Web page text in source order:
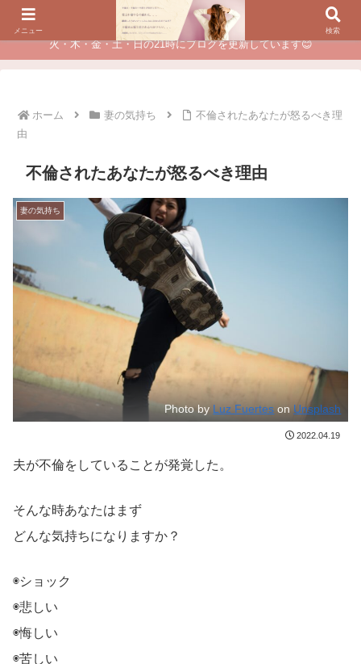
夫に不倫されたつらい経験が、あなたのチャンスに変わるカウンセリング
火・木・金・土・日の21時にブログを更新しています😊
ホーム 妻の気持ち
不倫されたあなたが怒るべき理
由
不倫されたあなたが怒るべき理由
妻の気持ち
Photo by Luz Fuertes on Unsplash
2022.04.19
夫が不倫をしていることが発覚した。
そんな時あなたはまず
どんな気持ちになりますか？
◉ショック
◉悲しい
◉悔しい
◉苦しい
メニュー 検索